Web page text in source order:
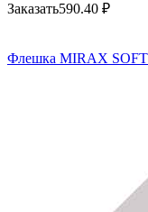
Заказать590.40 ₽
Флешка MIRAX SOFT